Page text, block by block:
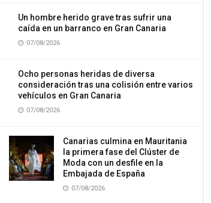
Un hombre herido grave tras sufrir una
caída en un barranco en Gran Canaria
07/08/2026
Ocho personas heridas de diversa
consideración tras una colisión entre varios
vehículos en Gran Canaria
07/08/2026
Canarias culmina en Mauritania
la primera fase del Clúster de
Moda con un desfile en la
Embajada de España
07/08/2026